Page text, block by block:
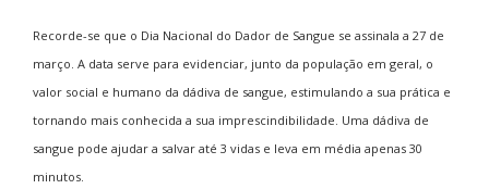
Recorde-se que o Dia Nacional do Dador de Sangue se assinala a 27 de
março. A data serve para evidenciar, junto da população em geral, o
valor social e humano da dádiva de sangue, estimulando a sua prática e
tornando mais conhecida a sua imprescindibilidade. Uma dádiva de
sangue pode ajudar a salvar até 3 vidas e leva em média apenas 30
minutos.